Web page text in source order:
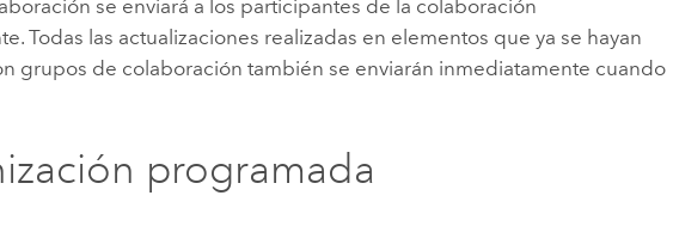
se enviará a los participantes de la colaboración
Todas las actualizaciones realizadas en elementos que ya se hayan
grupos de colaboración también se enviarán inmediatamente cuando
programada